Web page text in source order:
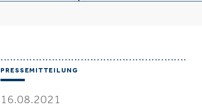
PRESSEMITTEILUNG
16.08.2021